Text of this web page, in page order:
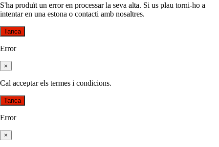
S'ha produït un error en processar la seva alta. Si us plau torni-ho a
intentar en una estona o contacti amb nosaltres.
Tanca
Error
×
Cal acceptar els termes i condicions.
Tanca
Error
×